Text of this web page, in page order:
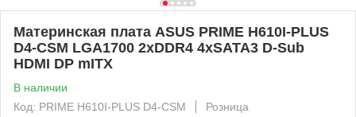
Материнская плата ASUS PRIME H610I-PLUS
D4-CSM LGA1700 2xDDR4 4xSATA3 D-Sub
HDMI DP mITX
В наличии
Код: PRIME H610I-PLUS D4-CSM
Розница